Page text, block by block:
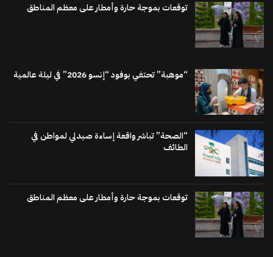
توقعات بموجة حارة وأمطار على معظم المناطق
“موهبة” تحتفي بوفود “إنسو 2026” في ليلة عالمية
“الصحة” تباشر واقعة إساءة صيدلي لمواطن في
الطائف
توقعات بموجة حارة وأمطار على معظم المناطق